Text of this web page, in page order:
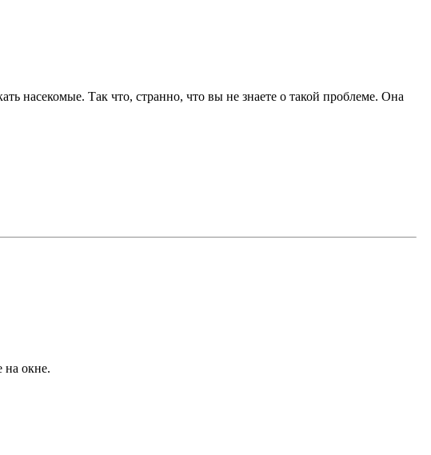
насекомые. Так что, странно, что вы не знаете о такой проблеме. Она
на окне.